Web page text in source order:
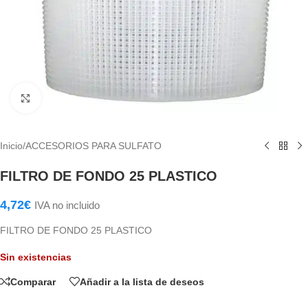
Haga Click para agrandar
Inicio/ACCESORIOS PARA SULFATO
FILTRO DE FONDO 25 PLASTICO
4,72€ IVA no incluido
FILTRO DE FONDO 25 PLASTICO
Sin existencias
Comparar Añadir a la lista de deseos